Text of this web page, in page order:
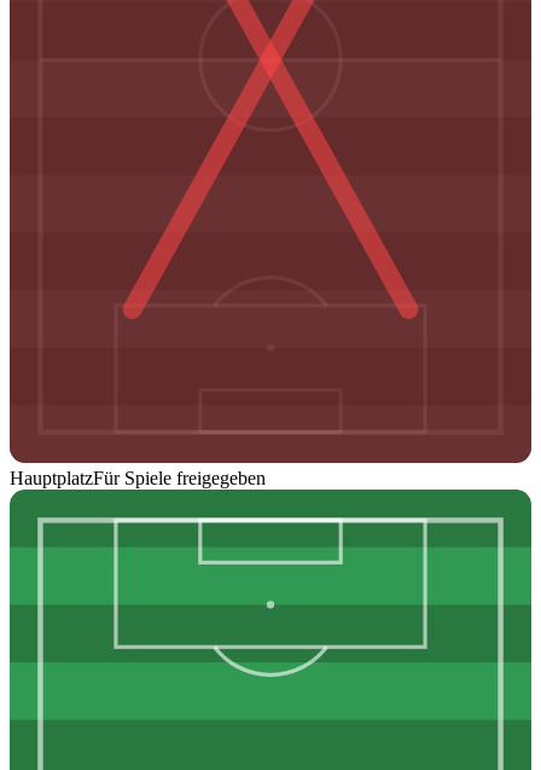
HauptplatzFür Spiele freigegeben